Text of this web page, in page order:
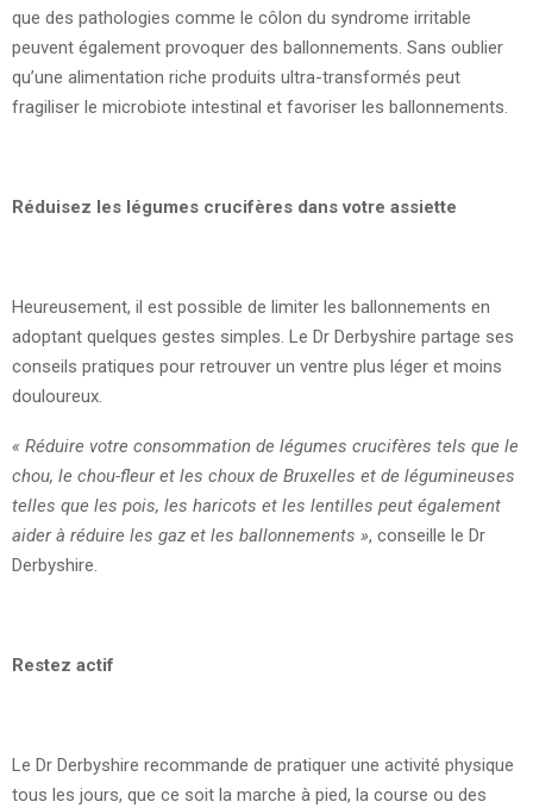
que des pathologies comme le côlon du syndrome irritable
peuvent également provoquer des ballonnements. Sans oublier
qu’une alimentation riche produits ultra-transformés peut
fragiliser le microbiote intestinal et favoriser les ballonnements.
Réduisez les légumes crucifères dans votre assiette
Heureusement, il est possible de limiter les ballonnements en
adoptant quelques gestes simples. Le Dr Derbyshire partage ses
conseils pratiques pour retrouver un ventre plus léger et moins
douloureux.
« Réduire votre consommation de légumes crucifères tels que le
chou, le chou-fleur et les choux de Bruxelles et de légumineuses
telles que les pois, les haricots et les lentilles peut également
aider à réduire les gaz et les ballonnements », conseille le Dr
Derbyshire.
Restez actif
Le Dr Derbyshire recommande de pratiquer une activité physique
tous les jours, que ce soit la marche à pied, la course ou des